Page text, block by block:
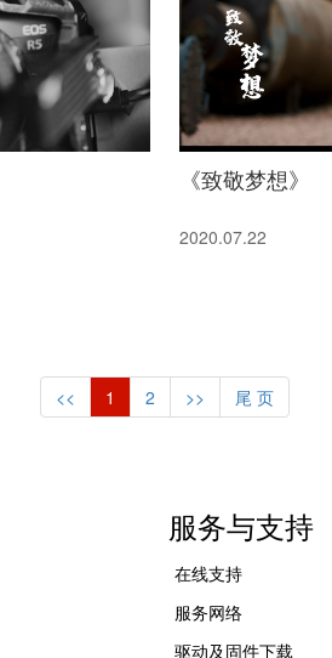
《致敬梦想》
2020.07.22
<< 1 2 >> 尾 页
服务与支持
在线支持
服务网络
驱动及固件下载